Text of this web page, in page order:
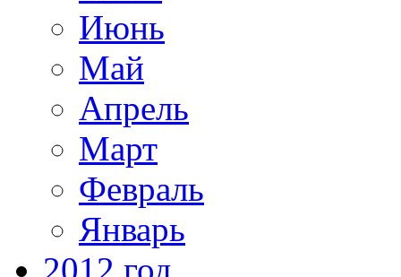
Июнь
Май
Апрель
Март
Февраль
Январь